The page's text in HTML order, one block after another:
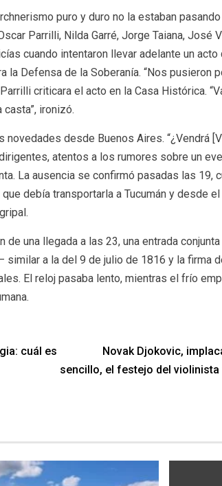
puro y duro no la estaban
Parrilli, Nilda Garré, Jorge Taiana, José
cuando intentaron llevar adelante un acto
la Defensa de la Soberanía. “Nos pusieron
criticara el acto en la Casa Histórica.
ironizó.
desde Buenos Aires. “¿Vendrá
atentos a los rumores sobre un
La ausencia se confirmó pasadas las 19,
debía transportarla a Tucumán y desde el
una llegada a las 23, una entrada
a la del 9 de julio de 1816 y la firma
El reloj pasaba lento, mientras el frío
cuál es
Novak Djokovic,
sencillo, el festejo del violinista